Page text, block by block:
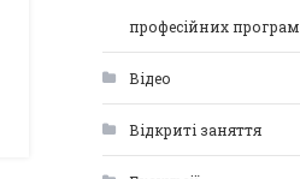
професійних програм
Відео
Відкриті заняття